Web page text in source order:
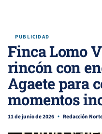
PUBLICIDAD
Finca Lomo
rincón con
Agaete para
momentos
11 de junio de 2026 Redacción